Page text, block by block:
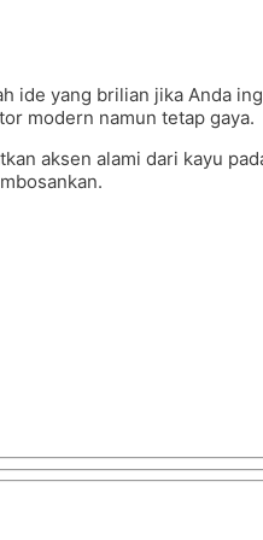
ide yang brilian jika Anda
modern namun tetap gaya.
aksen alami dari kayu